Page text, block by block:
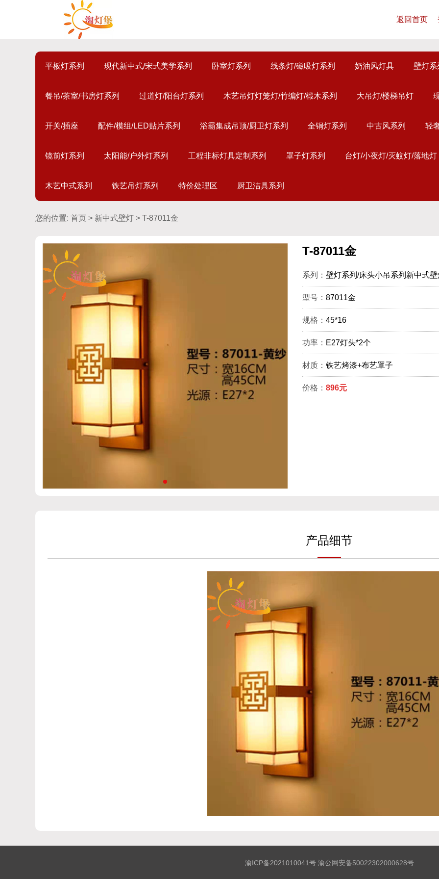
返回首页
平板灯系列 现代新中式/宋式美学系列 卧室灯系列 线条灯/磁吸灯系列 奶油风灯具 壁灯系
餐吊/茶室/书房灯系列 过道灯/阳台灯系列 木艺吊灯灯笼灯/竹编灯/椴木系列 大吊灯/楼梯吊灯
开关/插座 配件/模组/LED贴片系列 浴霸集成吊顶/厨卫灯系列 全铜灯系列 中古风系列 轻
镜前灯系列 太阳能/户外灯系列 工程非标灯具定制系列 罩子灯系列 台灯/小夜灯/灭蚊灯/落地灯
木艺中式系列 铁艺吊灯系列 特价处理区 厨卫洁具系列
您的位置: 首页 > 新中式壁灯 > T-87011金
T-87011金
系列： 壁灯系列/床头小吊系列新中式壁
型号： 87011金
规格： 45*16
功率： E27灯头*2个
材质： 铁艺烤漆+布艺罩子
价格： 896元
产品细节
渝ICP备2021010041号渝公网安备50022302000628号